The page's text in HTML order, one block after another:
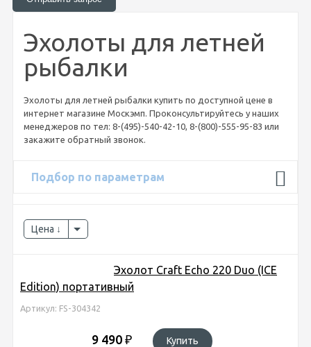
Эхолоты для летней
рыбалки
Эхолоты для летней рыбалки купить по доступной цене в
интернет магазине Москэмп. Проконсультируйтесь у наших
менеджеров по тел: 8-(495)-540-42-10, 8-(800)-555-95-83 или
закажите обратный звонок.
Подбор по параметрам
Цена
Эхолот Craft Echo 220 Duo (ICE
Edition) портативный
Артикул: FS-304342
9 490 ₽
Купить